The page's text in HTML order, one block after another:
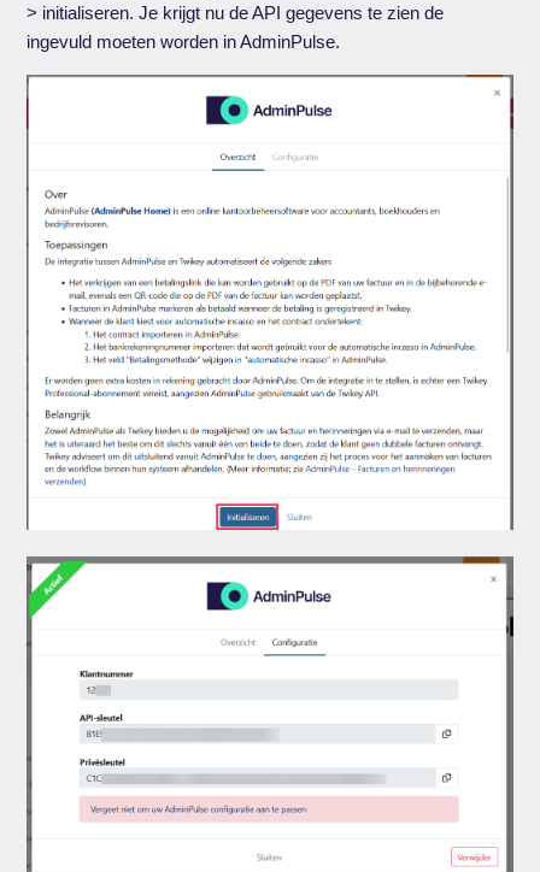
> initialiseren. Je krijgt nu de API gegevens te zien de
ingevuld moeten worden in AdminPulse.